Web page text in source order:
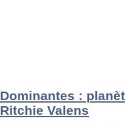
Dominantes :
Ritchie Valens